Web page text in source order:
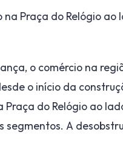
Praça do Relógio ao
o comércio na
o início da
do Relógio ao
A